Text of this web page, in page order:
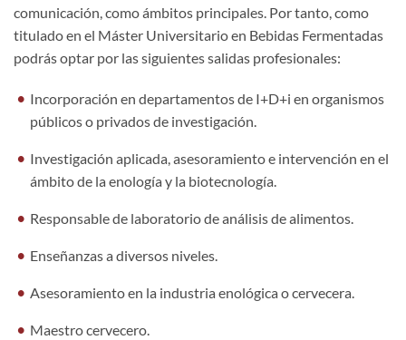
comunicación, como ámbitos principales. Por tanto, como
titulado en el Máster Universitario en Bebidas Fermentadas
podrás optar por las siguientes salidas profesionales:
Incorporación en departamentos de I+D+i en organismos
públicos o privados de investigación.
Investigación aplicada, asesoramiento e intervención en el
ámbito de la enología y la biotecnología.
Responsable de laboratorio de análisis de alimentos.
Enseñanzas a diversos niveles.
Asesoramiento en la industria enológica o cervecera.
Maestro cervecero.